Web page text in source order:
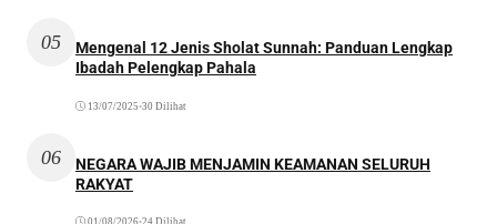
05
Mengenal 12 Jenis Sholat Sunnah: Panduan Lengkap
Ibadah Pelengkap Pahala
13/07/2025 •30 Dilihat
06
NEGARA WAJIB MENJAMIN KEAMANAN SELURUH
RAKYAT